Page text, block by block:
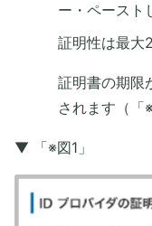
ー・ペースト
証明性は最大
証明書の期限
されます（「
▼ 「※図1」